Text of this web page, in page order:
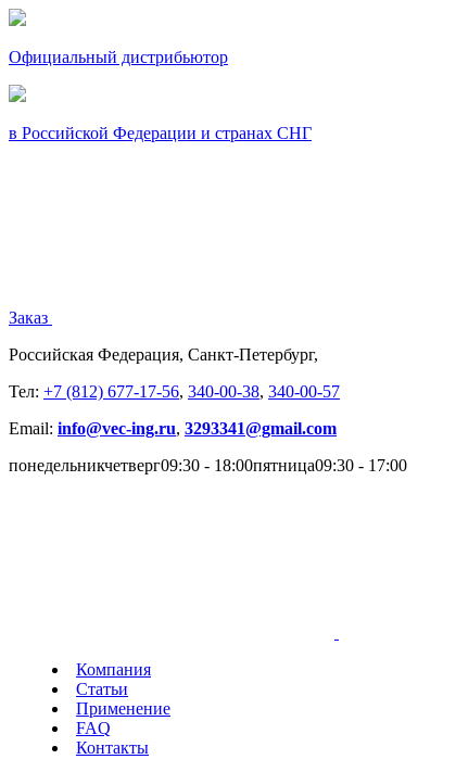
Официальный дистрибьютор
в Российской Федерации и странах СНГ
Заказ
Российская Федерация, Санкт-Петербург,
Тел: +7 (812) 677-17-56, 340-00-38, 340-00-57
Email: info@vec-ing.ru, 3293341@gmail.com
понедельникчетверг09:30 - 18:00пятница09:30 - 17:00
Компания
Статьи
Применение
FAQ
Контакты